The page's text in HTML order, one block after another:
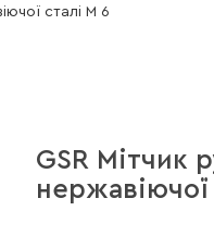
сталі М 6
GSR Мітчик
нержавіючої